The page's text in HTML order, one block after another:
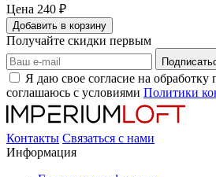
Цена 240 ₽
Добавить в корзину
Получайте скидки первым
Я даю свое согласие на
соглашаюсь с условиями Политики
Контакты Связаться с нами
Информация